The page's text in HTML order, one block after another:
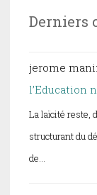
Derniers
jerome
l’Education
La laïcité reste,
structurant du
de…